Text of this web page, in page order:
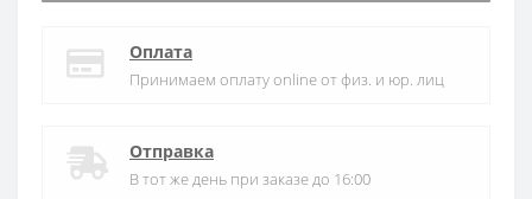
Оплата
Принимаем оплату online от физ. и юр. лиц
Отправка
В тот же день при заказе до 16:00